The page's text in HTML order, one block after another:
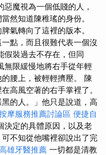
魔視為一個低賤的人，
然知道陳稚瑤的身份。
氣轉向了這裡的版本。
點，而且很難代表一個沒
假裝過去不存在，但同
無限緩慢地將右手從年輕
腰上，被輕輕擠壓。 陳
高風空著的右手掌裡了。
的人。」他只是說道，高
摩服務推薦討論區 便捷自
決定的具體原因，以及老
不知從他嘴裡卻說出了完
雄牙醫推薦 一切都是清教